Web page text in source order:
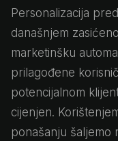
Personalizacija
današnjem
marketinšku
prilagođene
potencijalnom
cijenjen.
ponašanju